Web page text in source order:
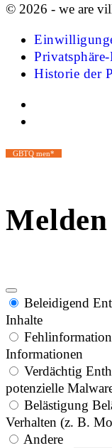
© 2026 - we are
Historie der
GBTQ men*
Melden
Beleidigend
Inhalte
Informationen
Verdächtig
potenzielle
Belästigung
Verhalten (z. B.
Andere